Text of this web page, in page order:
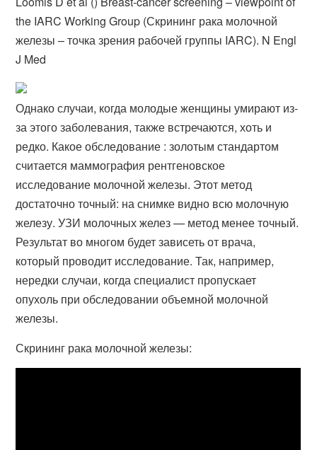
the IARC Working Group (Скрининг рака молочной
железы – точка зрения рабочей группы IARC). N Engl
J Med
Однако случаи, когда молодые женщины умирают из-
за этого заболевания, также встречаются, хоть и
редко. Какое обследование : золотым стандартом
считается маммография рентгеновское
исследование молочной железы. Этот метод
достаточно точный: на снимке видно всю молочную
железу. УЗИ молочных желез — метод менее точный.
Результат во многом будет зависеть от врача,
который проводит исследование. Так, например,
нередки случаи, когда специалист пропускает
опухоль при обследовании объемной молочной
железы.
Скрининг рака молочной железы: